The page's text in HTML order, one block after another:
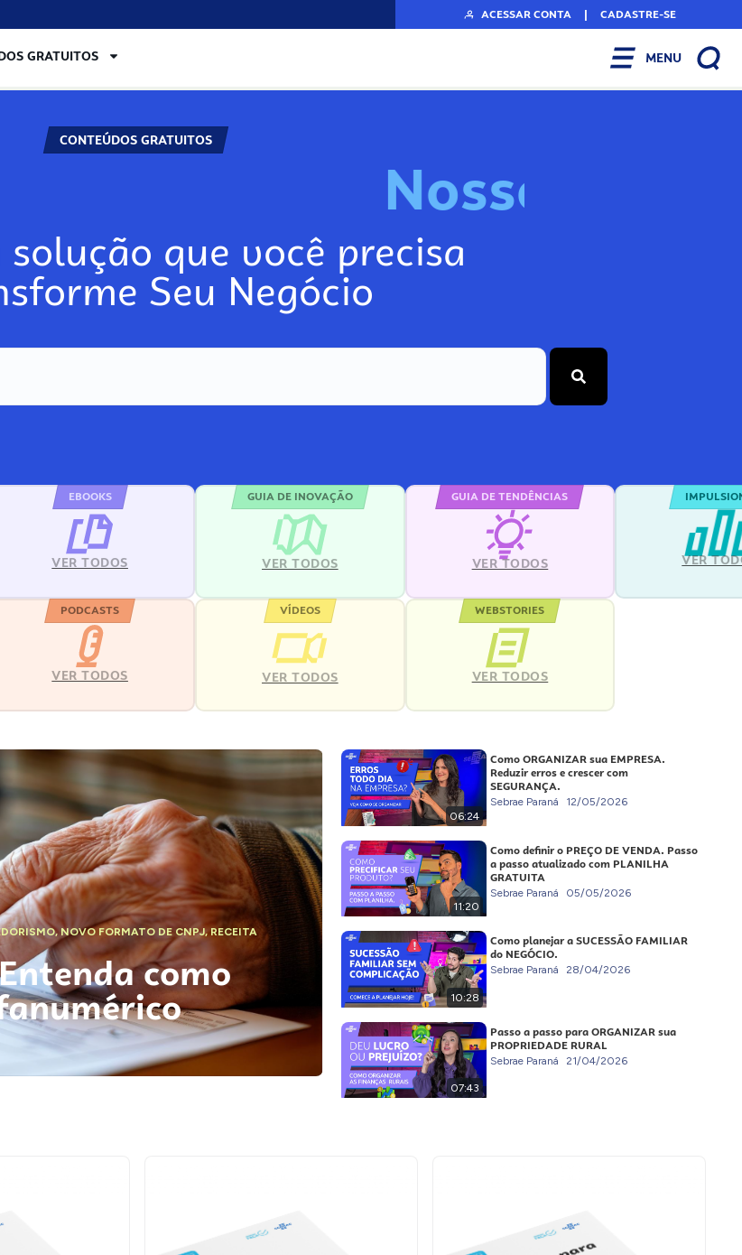
ACESSAR CONTA | CADASTRE-SE
GRATUITOS MENU
CONTEÚDOS GRATUITOS
Noss
que você precisa
Seu Negócio
EBOOKS
VER TODOS
GUIA DE INOVAÇÃO
VER TODOS
GUIA DE TENDÊNCIAS
VER TODOS VER
PODCASTS
VER TODOS
VÍDEOS
VER TODOS
WEBSTORIES
VER TODOS
,NOVO FORMATO DE CNPJ,RECEITA
como
06:24
Como ORGANIZAR sua EMPRESA.
Reduzir erros e crescer com
SEGURANÇA.
Sebrae Paraná 12/05/2026
11:20
Como definir o PREÇO DE VENDA. Passo
a passo atualizado com PLANILHA
GRATUITA
Sebrae Paraná 05/05/2026
10:28
Como planejar a SUCESSÃO FAMILIAR
do NEGÓCIO.
Sebrae Paraná 28/04/2026
07:43
Passo a passo para ORGANIZAR sua
PROPRIEDADE RURAL
Sebrae Paraná 21/04/2026